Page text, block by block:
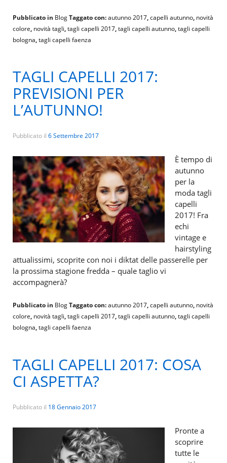
Pubblicato in BlogTaggato con:autunno 2017,capelli autunno, novità
colore, novità tagli,tagli capelli 2017,tagli capelli autunno,tagli capelli
bologna,tagli capelli faenza
TAGLI CAPELLI 2017:
PREVISIONI PER
L’AUTUNNO!
Pubblicato il 6 Settembre 2017
È tempo di
autunno
per la
moda tagli
capelli
2017! Fra
echi
vintage e
hairstyling
attualissimi, scoprite con noi i diktat delle passerelle per
la prossima stagione fredda – quale taglio vi
accompagnerà?
Pubblicato in BlogTaggato con:autunno 2017,capelli autunno, novità
colore, novità tagli,tagli capelli 2017,tagli capelli autunno,tagli capelli
bologna,tagli capelli faenza
TAGLI CAPELLI 2017: COSA
CI ASPETTA?
Pubblicato il 18 Gennaio 2017
Pronte a
scoprire
tutte le